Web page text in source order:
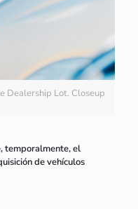
Dealership Lot. Closeup
temporalmente, el
de vehículos